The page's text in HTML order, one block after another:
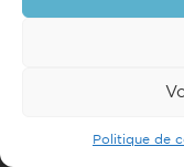
Politique de